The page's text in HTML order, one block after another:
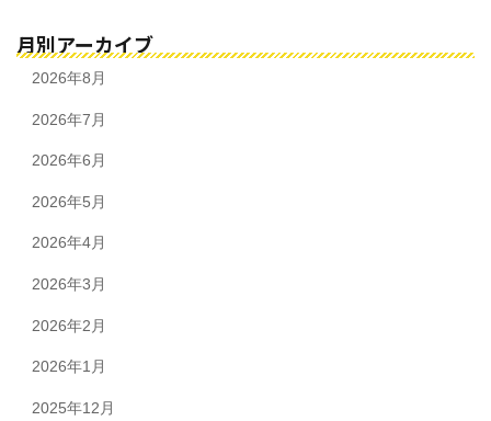
月別アーカイブ
2026年8月
2026年7月
2026年6月
2026年5月
2026年4月
2026年3月
2026年2月
2026年1月
2025年12月